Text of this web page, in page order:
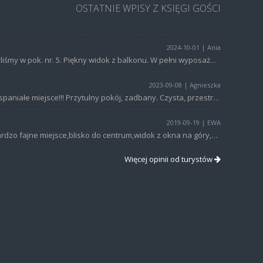
OSTATNIE WPISY Z KSIĘGI GOŚCI
2024-10-01 | Ania
Byliśmy w pok. nr. 5. Piękny widok z balkonu. W pełni wyposażona kuchnia. Przemili gospodarze. Po 14 dniach pobytu wyjechaliśmy wypoczęci i zadowoleni. Na wszystkie szlaki blisko. Polecam to miejsce dla wszystkich lubiących aktywnie spędzać czas. Pozdrawiam gospodarzy :-)))))
2023-09-08 | Agnieszka
Wspaniałe miejsce!!! Przytulny pokój, zadbany. Czysta, przestronna łazienka. Bardzo wygodne łóżko. W pełni wyposażona kuchnia, dodatkowo aneks kuchenny w pokoju. Willa znajduje się spokojnej, cichej okolicy a jednocześnie blisko centrum. Cudowny Gospodarz - Pan Jarek. Pomocny, życzliwy - chętnie przetransportował mnie oraz mój bagaż na dworzec PKP. W 100 % polecam to miejsce, które jest w rzeczywistości w pełni zgodne z opisem na stronie internetowej. Ja niestety mogłam być tylko 3 dni ale jeśli wrócę znów do Szklarskiej Poręby, to tylko tutaj!. Wspaniale wypoczęłam po górskich wędrówkach. Polecam!!!!
2019-09-19 | EWA
Bardzo fajne miejsce,blisko do centrum,widok z okna na góry,pokoje przytulne.Przemili właściciele.Gorąco polecam.
Więcej opinii od turystów